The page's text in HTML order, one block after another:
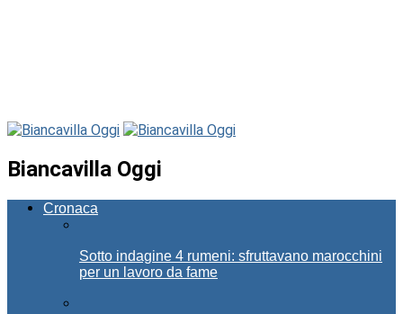
Biancavilla Oggi
Cronaca
Sotto indagine 4 rumeni: sfruttavano marocchini
per un lavoro da fame